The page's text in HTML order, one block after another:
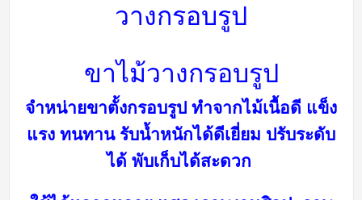
วางกรอบรูป
ขาไม้วางกรอบรูป
จำหน่ายขาตั้งกรอบรูป ทำจากไม้เนื้อดี แข็ง
แรง ทนทาน รับน้ำหนักได้ดีเยี่ยม ปรับระดับ
ได้ พับเก็บได้สะดวก